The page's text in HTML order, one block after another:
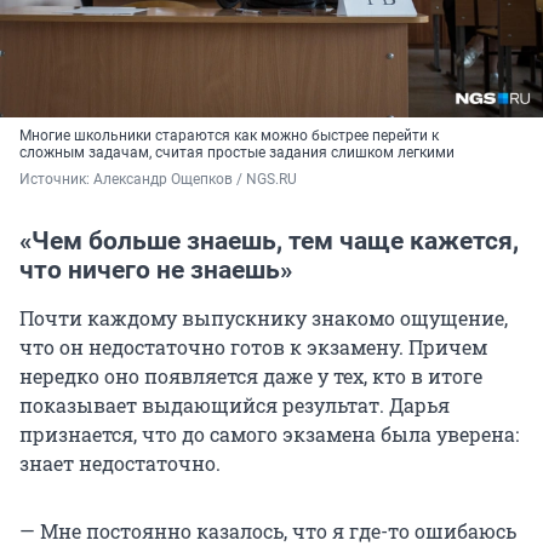
Многие школьники стараются как можно быстрее перейти к
сложным задачам, считая простые задания слишком легкими
Источник: Александр Ощепков / NGS.RU
«Чем больше знаешь, тем чаще кажется,
что ничего не знаешь»
Почти каждому выпускнику знакомо ощущение,
что он недостаточно готов к экзамену. Причем
нередко оно появляется даже у тех, кто в итоге
показывает выдающийся результат. Дарья
признается, что до самого экзамена была уверена:
знает недостаточно.
— Мне постоянно казалось, что я где-то ошибаюсь